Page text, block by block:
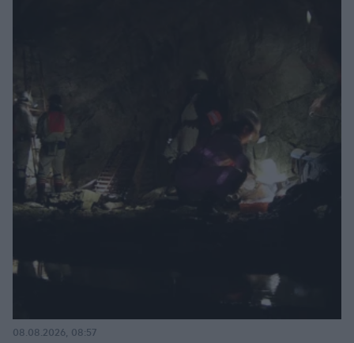
08.08.2026, 08:57